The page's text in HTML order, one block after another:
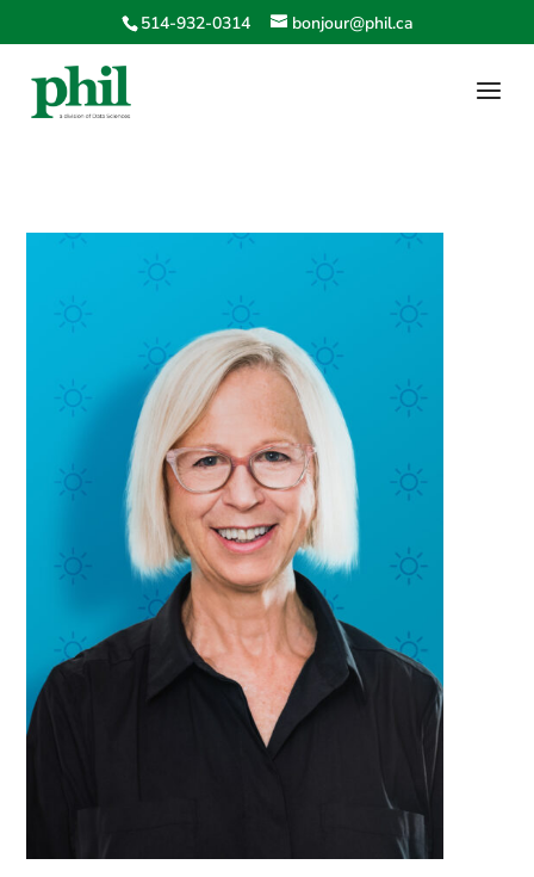
514-932-0314 bonjour@phil.ca